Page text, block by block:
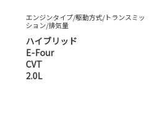
エンジンタイプ/駆動方式/トランスミッ
ション/排気量
ハイブリッド
E-Four
CVT
2.0L